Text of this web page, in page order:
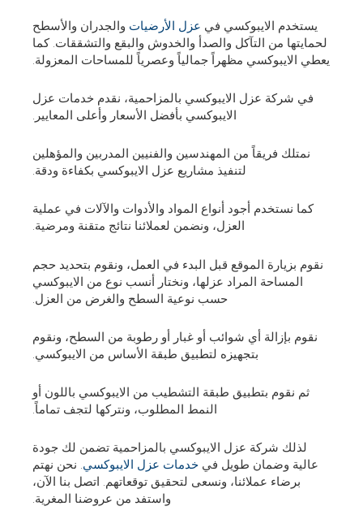
يستخدم الايبوكسي في عزل الأرضيات والجدران والأسطح
لحمايتها من التآكل والصدأ والخدوش والبقع والتشققات. كما
يعطي الايبوكسي مظهراً جمالياً وعصرياً للمساحات المعزولة.
في شركة عزل الايبوكسي بالمزاحمية، نقدم خدمات عزل
الايبوكسي بأفضل الأسعار وأعلى المعايير.
نمتلك فريقاً من المهندسين والفنيين المدربين والمؤهلين
لتنفيذ مشاريع عزل الايبوكسي بكفاءة ودقة.
كما نستخدم أجود أنواع المواد والأدوات والآلات في عملية
العزل، ونضمن لعملائنا نتائج متقنة ومرضية.
نقوم بزيارة الموقع قبل البدء في العمل، ونقوم بتحديد حجم
المساحة المراد عزلها، ونختار أنسب نوع من الايبوكسي
حسب نوعية السطح والغرض من العزل.
نقوم بإزالة أي شوائب أو غبار أو رطوبة من السطح، ونقوم
بتجهيزه لتطبيق طبقة الأساس من الايبوكسي.
ثم نقوم بتطبيق طبقة التشطيب من الايبوكسي باللون أو
النمط المطلوب، ونتركها لتجف تماماً.
لذلك شركة عزل الايبوكسي بالمزاحمية تضمن لك جودة
عالية وضمان طويل في خدمات عزل الايبوكسي. نحن نهتم
برضاء عملائنا، ونسعى لتحقيق توقعاتهم. اتصل بنا الآن،
واستفد من عروضنا المغرية.